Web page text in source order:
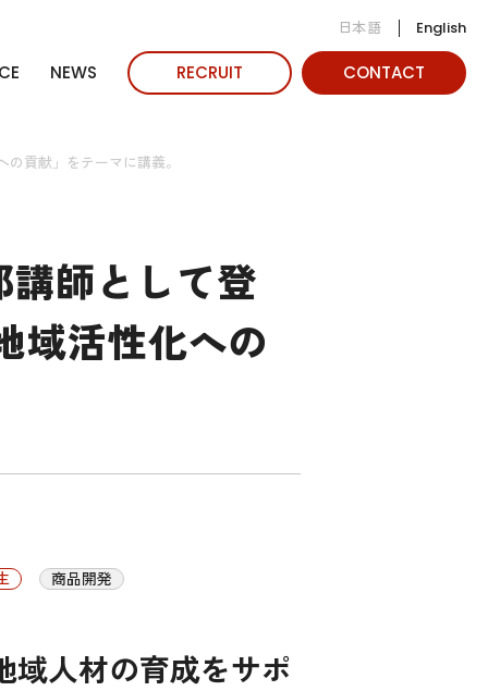
日本語 English
NEWS RECRUIT CONTACT
貢献」をテーマに講義。
師として登
域活性化への
商品開発
域人材の育成をサポ